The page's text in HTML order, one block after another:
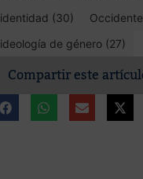
identidad (30)
ideología de género (27)
Compartir este